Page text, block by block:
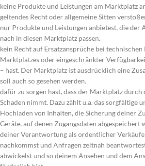
keine Produkte und Leistungen am Marktplatz
geltendes Recht oder allgemeine Sitten
nur Produkte und Leistungen anbietest, die der
nach in diesen Marktplatz passen.
kein Recht auf Ersatzansprüche bei technischen
Marktplatzes oder eingeschränkter
– hast. Der Marktplatz ist ausdrücklich eine
soll auch so gesehen werden.
dafür zu sorgen hast, dass der Marktplatz durch
Schaden nimmt. Dazu zählt u.a. das sorgfältige
Hochladen von Inhalten, die Sicherung deiner
Geräte, auf denen Zugangsdaten abgespeichert
deiner Verantwortung als ordentlicher
nachkommst und Anfragen zeitnah
abwickelst und so deinem Ansehen und dem